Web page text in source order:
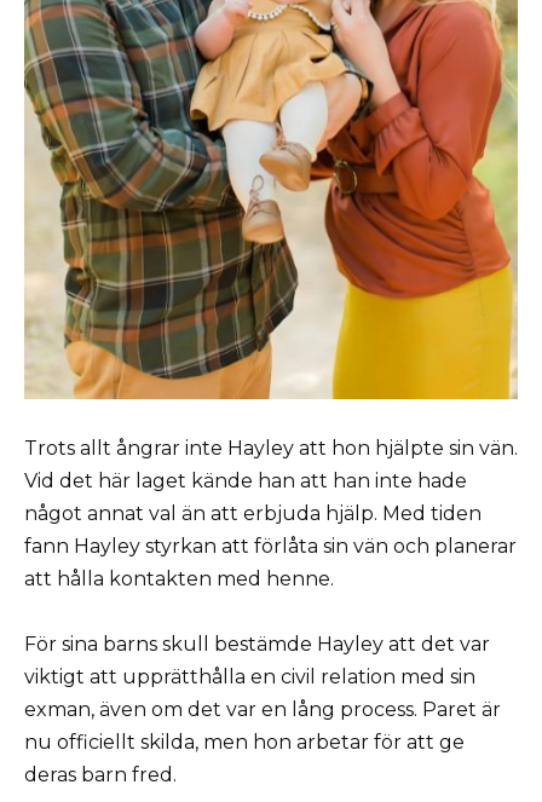
Trots allt ångrar inte Hayley att hon hjälpte sin vän.
Vid det här laget kände han att han inte hade
något annat val än att erbjuda hjälp. Med tiden
fann Hayley styrkan att förlåta sin vän och planerar
att hålla kontakten med henne.
För sina barns skull bestämde Hayley att det var
viktigt att upprätthålla en civil relation med sin
exman, även om det var en lång process. Paret är
nu officiellt skilda, men hon arbetar för att ge
deras barn fred.